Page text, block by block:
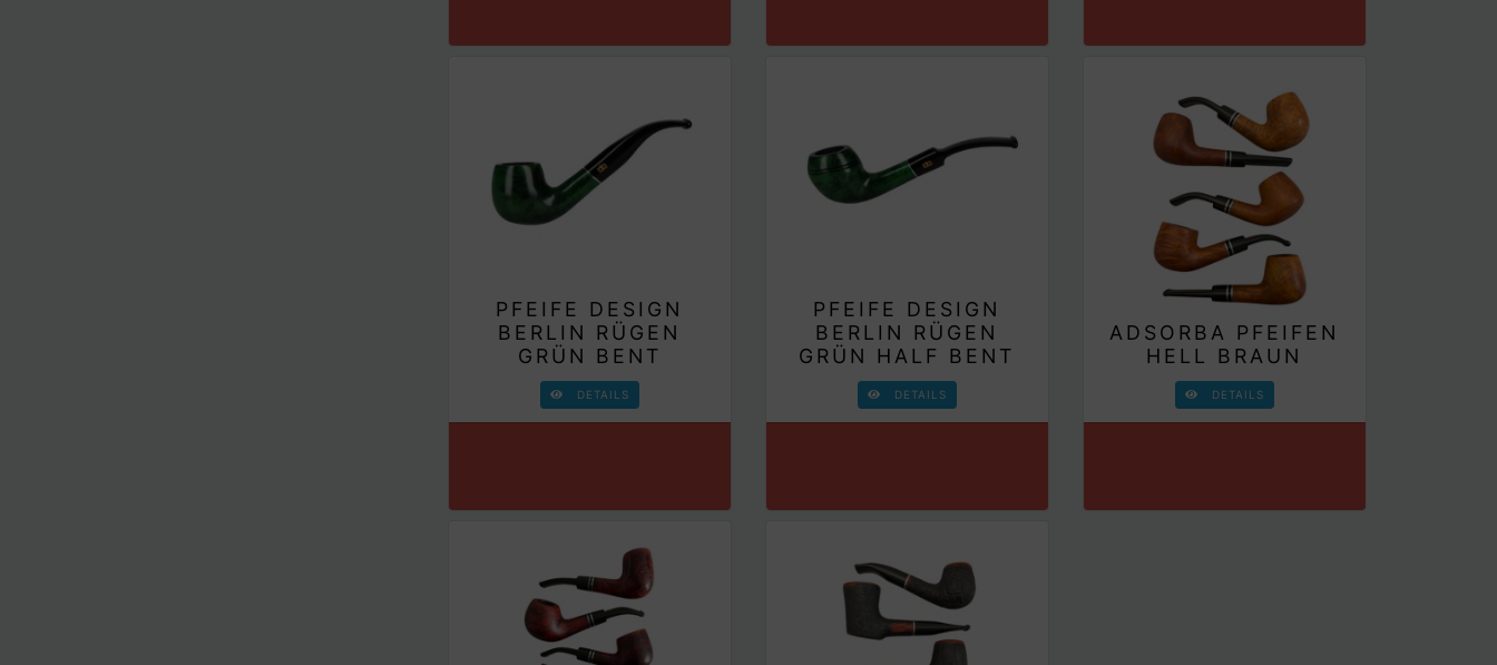
PFEIFE DESIGN
BERLIN RÜGEN
GRÜN BENT
DETAILS
PFEIFE DESIGN
BERLIN RÜGEN
GRÜN HALF BENT
DETAILS
ADSORBA PFEIFEN
HELL BRAUN
DETAILS